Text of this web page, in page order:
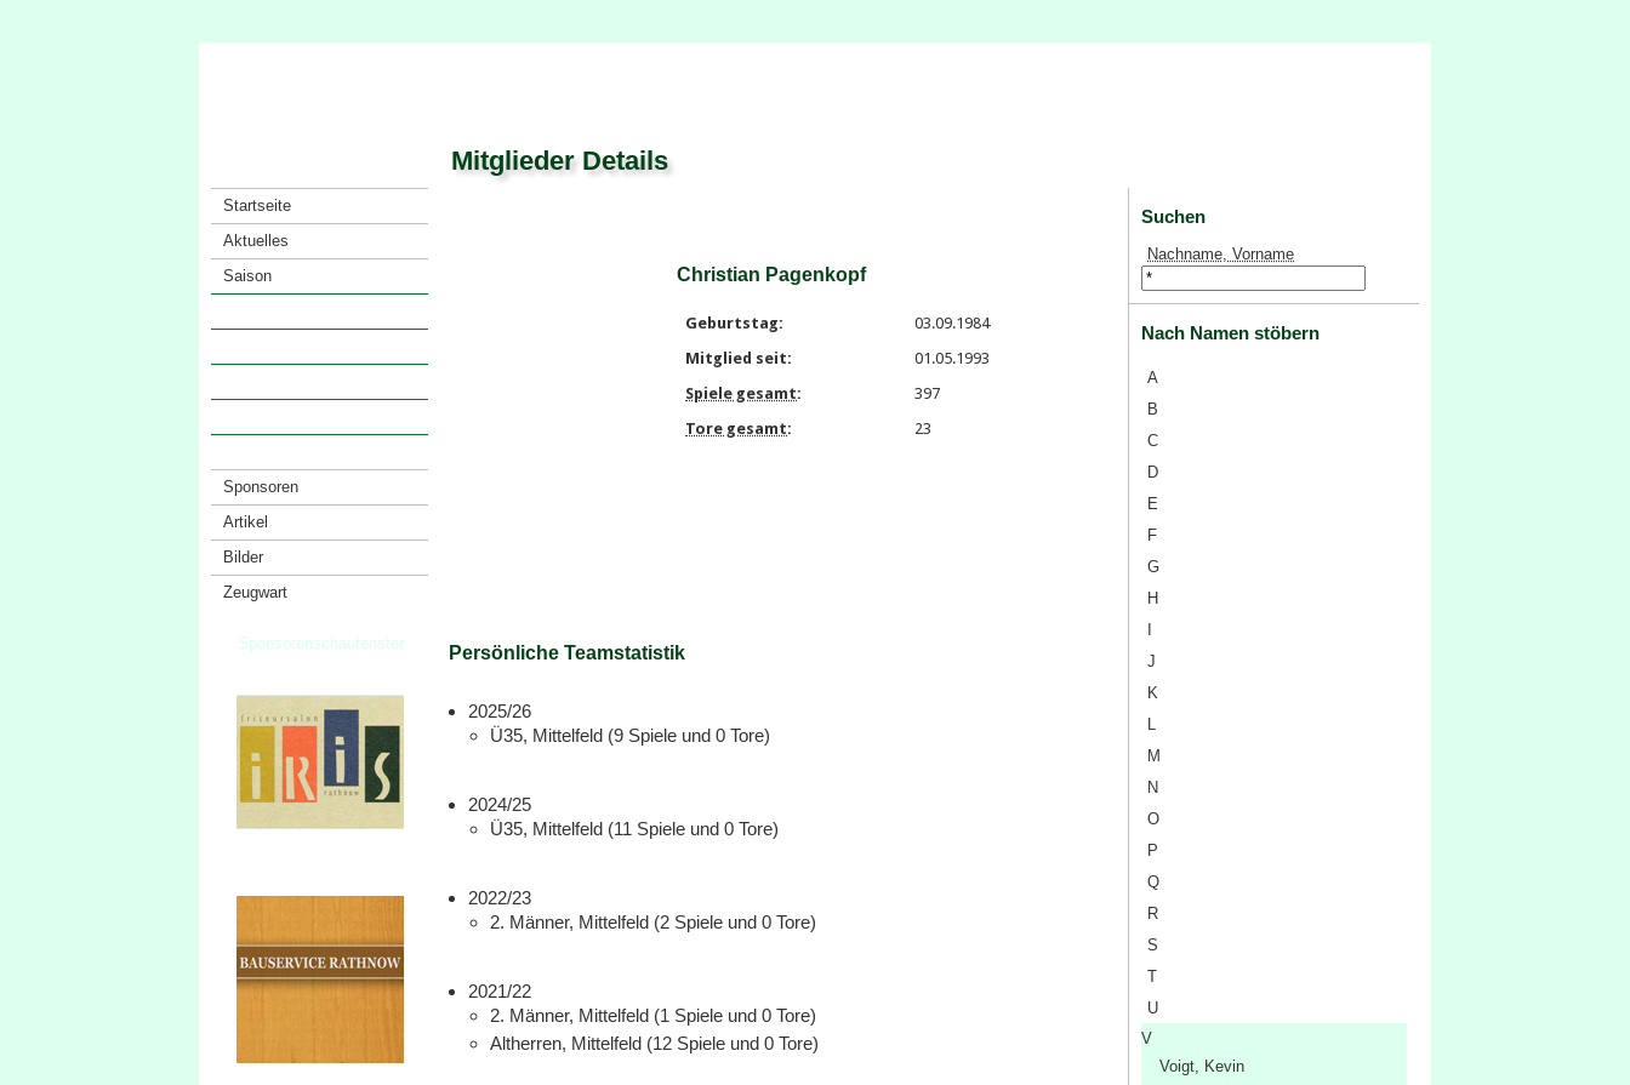
Mitglieder Details
Startseite
Aktuelles
Saison
Sponsoren
Artikel
Bilder
Zeugwart
Sponsorenschaufenster
Suchen
Nachname, Vorname
Nach Namen stöbern
A
B
C
D
E
F
G
H
J
K
L
M
N
O
P
Q
R
S
T
U
V
Voigt, Kevin
Christian Pagenkopf
Geburtstag:
03.09.1984
Mitglied seit:
01.05.1993
Spiele gesamt:
397
Tore gesamt: 23
Persönliche Teamstatistik
2025/26
Ü35, Mittelfeld (9 Spiele und 0 Tore)
2024/25
Ü35, Mittelfeld (11 Spiele und 0 Tore)
2022/23
2. Männer, Mittelfeld (2 Spiele und 0 Tore)
2021/22
2. Männer, Mittelfeld (1 Spiele und 0 Tore)
Altherren, Mittelfeld (12 Spiele und 0 Tore)